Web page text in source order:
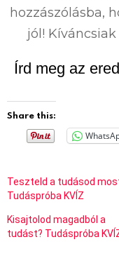
hozzászólásba,
jól!
Írd meg az
Share this:
Teszteld a tudásod
Tudáspróba KVÍZ
Kisajtolod magadból a
tudást? Tudáspróba